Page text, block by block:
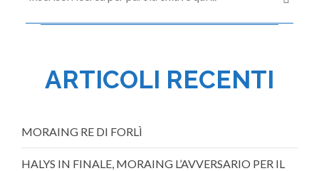
ARTICOLI RECENTI
MORAING RE DI FORLÌ
HALYS IN FINALE, MORAING L’AVVERSARIO PER IL